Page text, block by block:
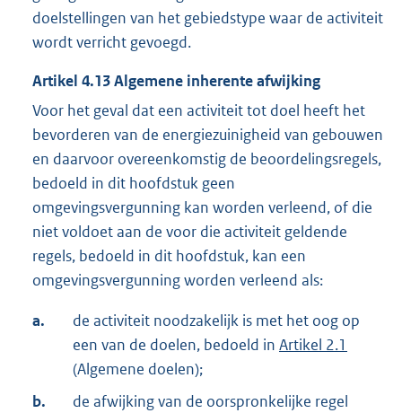
doelstellingen van het gebiedstype waar de activiteit
wordt verricht gevoegd.
Artikel 4.13Algemene inherente afwijking
Voor het geval dat een activiteit tot doel heeft het
bevorderen van de energiezuinigheid van gebouwen
en daarvoor overeenkomstig de beoordelingsregels,
bedoeld in dit hoofdstuk geen
omgevingsvergunning kan worden verleend, of die
niet voldoet aan de voor die activiteit geldende
regels, bedoeld in dit hoofdstuk, kan een
omgevingsvergunning worden verleend als:
a.
de activiteit noodzakelijk is met het oog op
een van de doelen, bedoeld in Artikel 2.1
(Algemene doelen);
b.
de afwijking van de oorspronkelijke regel